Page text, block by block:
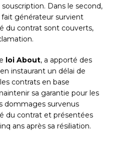
Dans le second,
générateur survient
du contrat sont couverts,
loi About, a apporté des
instaurant un délai de
contrats en base
sa garantie pour les
dommages survenus
du contrat et présentées
ans après sa résiliation.